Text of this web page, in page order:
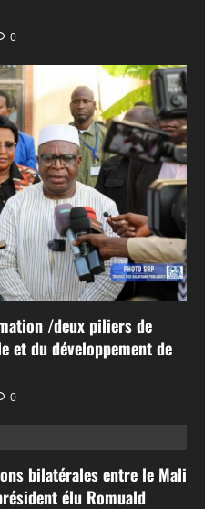
0
/deux piliers de
et du développement de
0
bilatérales entre le Mali
élu Romuald